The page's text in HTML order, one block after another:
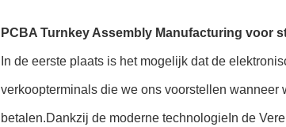
PCBA Turnkey Assembly Manufacturing voor
In de eerste plaats is het mogelijk dat de
verkoopterminals die we ons voorstellen
betalen.Dankzij de moderne technologieIn de